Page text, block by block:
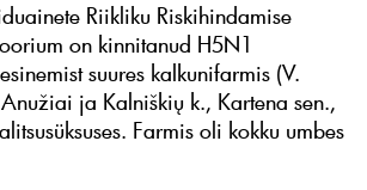
Riikliku Riskihindamise
on kinnitanud H5N1
suures kalkunifarmis (V.
ja Kalniškių k., Kartena sen.,
Farmis oli kokku umbes